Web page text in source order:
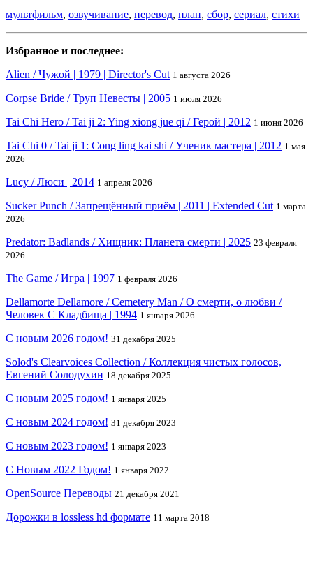
мультфильм, озвучивание, перевод, план, сбор, сериал, стихи
Избранное и последнее:
Alien / Чужой | 1979 | Director's Cut 1 августа 2026
Corpse Bride / Труп Невесты | 2005 1 июля 2026
Tai Chi Hero / Tai ji 2: Ying xiong jue qi / Герой | 2012 1 июня 2026
Tai Chi 0 / Tai ji 1: Cong ling kai shi / Ученик мастера | 2012 1 мая
2026
Lucy / Люси | 2014 1 апреля 2026
Sucker Punch / Запрещённый приём | 2011 | Extended Cut 1 марта
2026
Predator: Badlands / Хищник: Планета смерти | 2025 23 февраля
2026
The Game / Игра | 1997 1 февраля 2026
Dellamorte Dellamore / Cemetery Man / О смерти, о любви /
Человек С Кладбища | 1994 1 января 2026
С новым 2026 годом! 31 декабря 2025
Solod's Clearvoices Collection / Коллекция чистых голосов,
Евгений Солодухин 18 декабря 2025
С новым 2025 годом! 1 января 2025
С новым 2024 годом! 31 декабря 2023
С новым 2023 годом! 1 января 2023
С Новым 2022 Годом! 1 января 2022
OpenSource Переводы 21 декабря 2021
Дорожки в lossless hd формате 11 марта 2018